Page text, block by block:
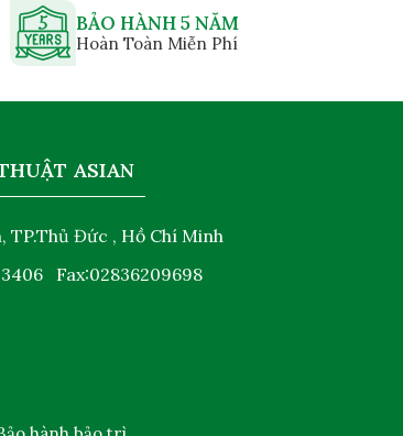
BẢO HÀNH 5 NĂM
Hoàn Toàn Miễn Phí
ASIAN
TP.Thủ Đức , Hồ Chí Minh
Fax:02836209698